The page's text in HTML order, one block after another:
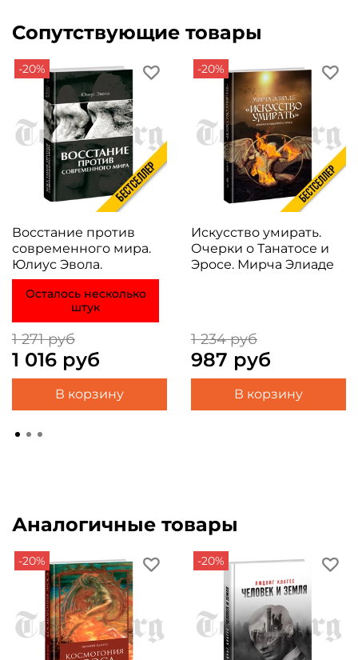
Сопутствующие товары
-20%
Восстание против
современного мира.
Юлиус Эвола.
Осталось несколько
штук
1 271 руб
1 016 руб
В корзину
-20%
Искусство умирать.
Очерки о Танатосе и
Эросе. Мирча Элиаде
1 234 руб
987 руб
В корзину
Аналогичные товары
-20% -20%